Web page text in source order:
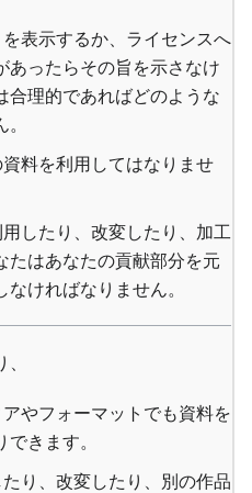
表示するか、ライセンスへ
あったらその旨を示さなけ
合理的であればどのような
料を利用してはなりませ
したり、改変したり、加工
たはあなたの貢献部分を元
ければなりません。
やフォーマットでも資料を
きます。
り、改変したり、別の作品